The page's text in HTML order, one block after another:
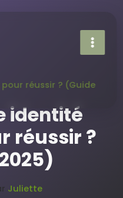
réussir ? (Guide
identité
réussir ?
Juliette